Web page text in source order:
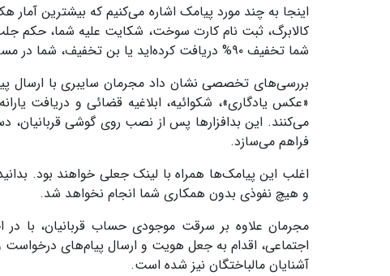
اینجا به چند مورد پیامک اشاره می‌کنیم که بیشترین
کالابرگ، ثبت نام کارت سوخت، شکایت علیه شما، حکم
شما تخفیف ۹۰% دریافت کرده‌اید یا بن تخفیف، شما در مسابقه برنده شده‌اید و پیامک‌های با مضمون: پیدا کردن عتیقه، سکه و …
بررسی‌های تخصصی نشان داد مجرمان سایبری با ارسال
«عکس یادگاری»، شکوائیه، ابلاغیه قضائی و دریافت
می‌کنند. این بدافزارها پس از نصب روی گوشی
فراهم می‌سازد.
اغلب این پیامک‌ها همراه با لینک جعلی خواهند بود.
و هیچ نفوذی بدون همکاری شما انجام نخواهد شد.
مجرمان علاوه بر سرقت موجودی حساب قربانیان، با در
اجتماعی، اقدام به جعل هویت و ارسال پیام‌های درخواست
آشنایان مالباختگان نیز شده است.